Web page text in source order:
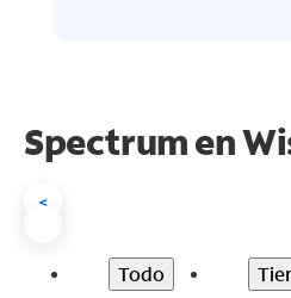
Spectrum en
<
Todo